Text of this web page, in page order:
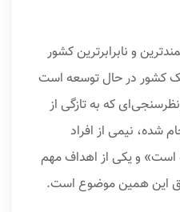
و نابرابرترین کشور
کشور در حال توسعه است
که به تازگی از
شده، نیمی از افراد
است» و یکی از اهداف مهم
این همین موضوع است.